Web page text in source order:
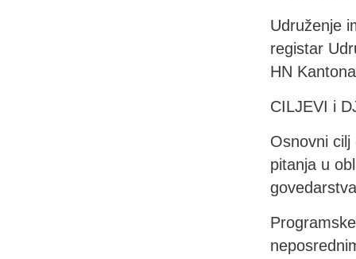
Udruženje
registar
HN
CILJEVI i
Osnovni
pitanja u